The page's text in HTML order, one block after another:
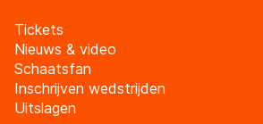
Tickets
Nieuws & video
Schaatsfan
Inschrijven wedstrijden
Uitslagen